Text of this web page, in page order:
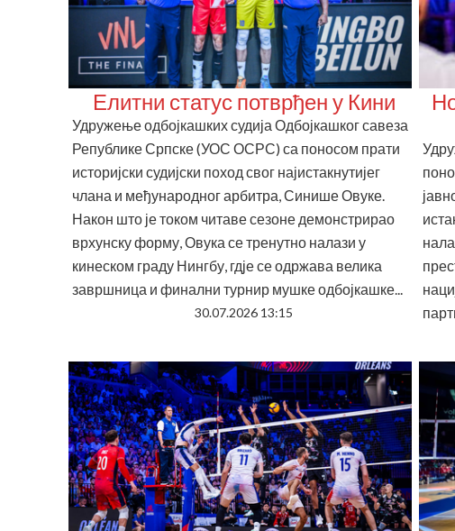
Елитни статус потврђен у Кини
Удружење одбојкашких судија Одбојкашког савеза
Републике Српске (УОС ОСРС) са поносом прати
историјски судијски поход свог најистакнутијег
члана и међународног арбитра, Синише Овуке.
Након што је током читаве сезоне демонстрирао
врхунску форму, Овука се тренутно налази у
кинеском граду Нингбу, гдје се одржава велика
завршница и финални турнир мушке одбојкашке...
30.07.2026 13:15